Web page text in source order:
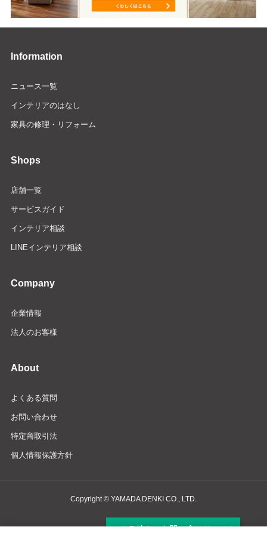
Information
ニュース一覧
インテリアのはなし
家具の修理・リフォーム
Shops
店舗一覧
サービスガイド
インテリア相談
LINEインテリア相談
Company
企業情報
法人のお客様
About
よくある質問
お問い合わせ
特定商取引法
個人情報保護方針
Copyright © YAMADA DENKI CO., LTD.
商品検索・お問い合わせ